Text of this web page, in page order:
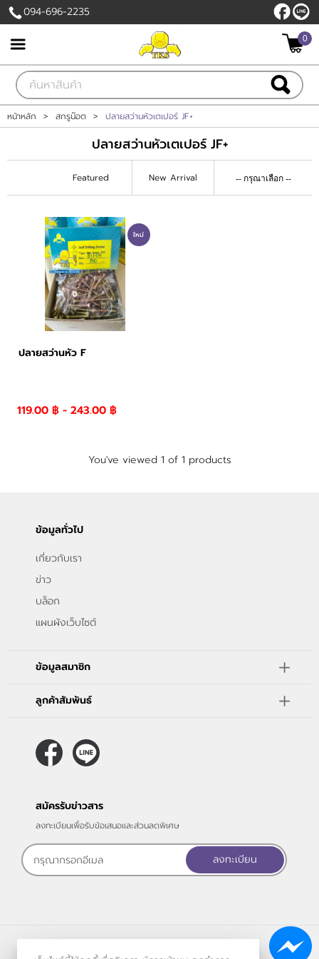
เข้าสู่ระบบ สมัครสมาชิก
สินค้าที่สนใจ( 0 )
เกี่ยวกับเรา
ติดต่อเรา
แจ้งชำระเงิน
094-696-2235
0
หน้าหลัก > สกรูน๊อต > ปลายสว่านหัวเตเปอร์ JF+
ปลายสว่านหัวเตเปอร์ JF+
Featured New Arrival
ใหม่
ปลายสว่านหัว F
119.00 ฿ - 243.00 ฿
You've viewed 1 of 1 products
ข้อมูลทั่วไป
เกี่ยวกับเรา
ข่าว
บล็อก
แผนผังเว็บไซต์
ข้อมูลสมาชิก
ลูกค้าสัมพันธ์
สมัครรับข่าวสาร
ลงทะเบียนเพื่อรับข้อเสนอและส่วนลดพิเศษ
ลงทะเบียน